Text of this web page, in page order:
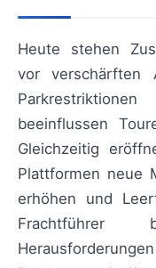
Heute stehen
vor verschärften
beeinflussen
Gleichzeitig
Plattformen neue
erhöhen und